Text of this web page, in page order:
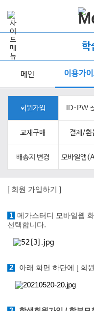
학
메인 이용가
회원가입 ID·PW
교재구매 결제/환
배송지 변경 모바일앱
[ 회원 가입하기 ]
1 메가스터디 모바일웹
선택합니다.
2 아래 화면 하단에 [ 회